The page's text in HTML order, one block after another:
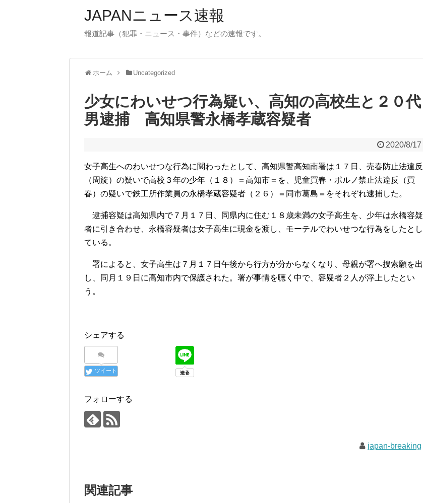
JAPANニュース速報
報道記事（犯罪・ニュース・事件）などの速報です。
ホーム Uncategorized
少女にわいせつ行為疑い、高知の高校生と２０代
男逮捕 高知県警永橋孝蔵容疑者
2020/8/17
女子高生へのわいせつな行為に関わったとして、高知県警高知南署は１７日、売春防止法違反
（周旋）の疑いで高校３年の少年（１８）＝高知市＝を、児童買春・ポルノ禁止法違反（買
春）の疑いで鉄工所作業員の永橋孝蔵容疑者（２６）＝同市葛島＝をそれぞれ逮捕した。
逮捕容疑は高知県内で７月１７日、同県内に住む１８歳未満の女子高生を、少年は永橋容疑
者に引き合わせ、永橋容疑者は女子高生に現金を渡し、モーテルでわいせつな行為をしたとし
ている。
署によると、女子高生は７月１７日午後から行方が分からなくなり、母親が署へ捜索願を出
し、同月１９日に高知市内で保護された。署が事情を聴く中で、容疑者２人が浮上したとい
う。
シェアする
ツイート
フォローする
japan-breaking
関連記事